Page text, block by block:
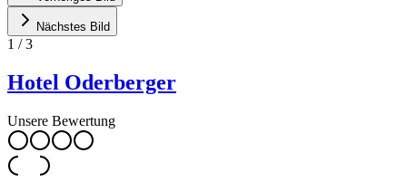
Nächstes Bild
1 /3
Hotel Oderberger
Unsere Bewertung